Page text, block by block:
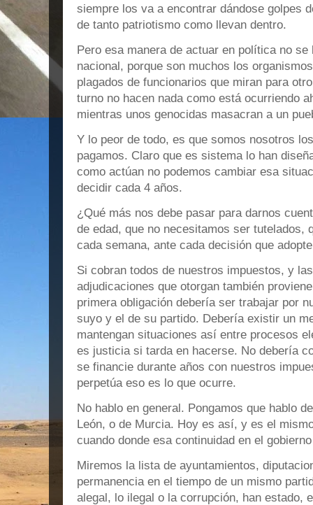
siempre los va a encontrar dándose golpes
de tanto patriotismo como llevan dentro.
Pero esa manera de actuar en política no
nacional, porque son muchos los
plagados de funcionarios que miran para
turno no hacen nada como está ocurriendo
mientras unos genocidas masacran a un
Y lo peor de todo, es que somos nosotros
pagamos. Claro que es sistema lo han
como actúan no podemos cambiar esa
decidir cada 4 años.
¿Qué más nos debe pasar para darnos
de edad, que no necesitamos ser tutelados,
cada semana, ante cada decisión que
Si cobran todos de nuestros impuestos, y
adjudicaciones que otorgan también
primera obligación debería ser trabajar por
suyo y el de su partido. Debería existir un
mantengan situaciones así entre procesos
es justicia si tarda en hacerse. No debería
se financie durante años con nuestros
perpetúa eso es lo que ocurre.
No hablo en general. Pongamos que hablo
León, o de Murcia. Hoy es así, y es el
cuando donde esa continuidad en el
Miremos la lista de ayuntamientos,
permanencia en el tiempo de un mismo
alegal, lo ilegal o la corrupción, han estado,